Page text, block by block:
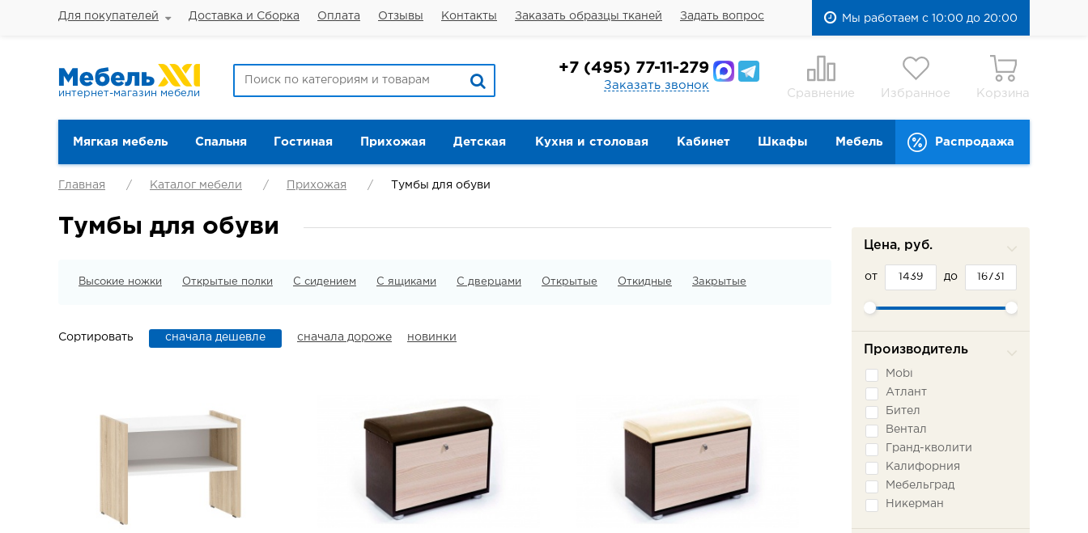
Для покупателей Доставка и Сборка Оплата Отзывы Контакты Заказать образцы тканей Задать вопрос Мы работаем с 10:00 до 20:00
интернет-магазин мебели
+7 (495) 77-11-279
Заказать звонок
Сравнение Избранное Корзина
Мягкая мебель Спальня Гостиная Прихожая Детская Кухня и столовая Кабинет Шкафы Мебель Распродажа
Главная Каталог мебели Прихожая Тумбы для обуви
Тумбы для обуви
Высокие ножки Открытые полки С сидением С ящиками С дверцами Открытые Откидные Закрытые
Сортировать сначала дешевле сначала дороже новинки
Цена, руб.
от до
Производитель
Mobi
Атлант
Бител
Вентал
Гранд-кволити
Калифорния
Мебельград
Никерман